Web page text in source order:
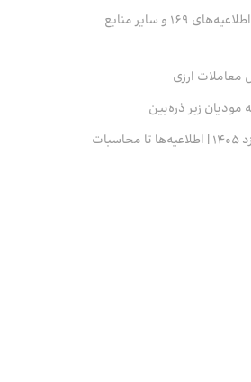
قسمت 310: سامانه واکنش به اطلاعیه‌های 169 و سایر منابع